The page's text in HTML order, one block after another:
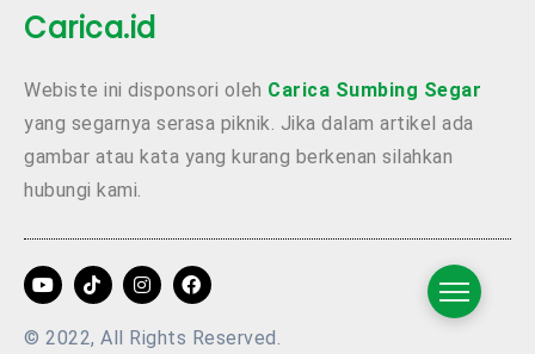
Carica.id
Webiste ini disponsori oleh Carica Sumbing Segar
yang segarnya serasa piknik. Jika dalam artikel ada
gambar atau kata yang kurang berkenan silahkan
hubungi kami.
© 2022, All Rights Reserved.